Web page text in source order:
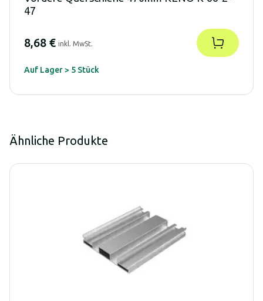
47
8,68 € inkl. MwSt.
Auf Lager > 5 Stück
Ähnliche Produkte